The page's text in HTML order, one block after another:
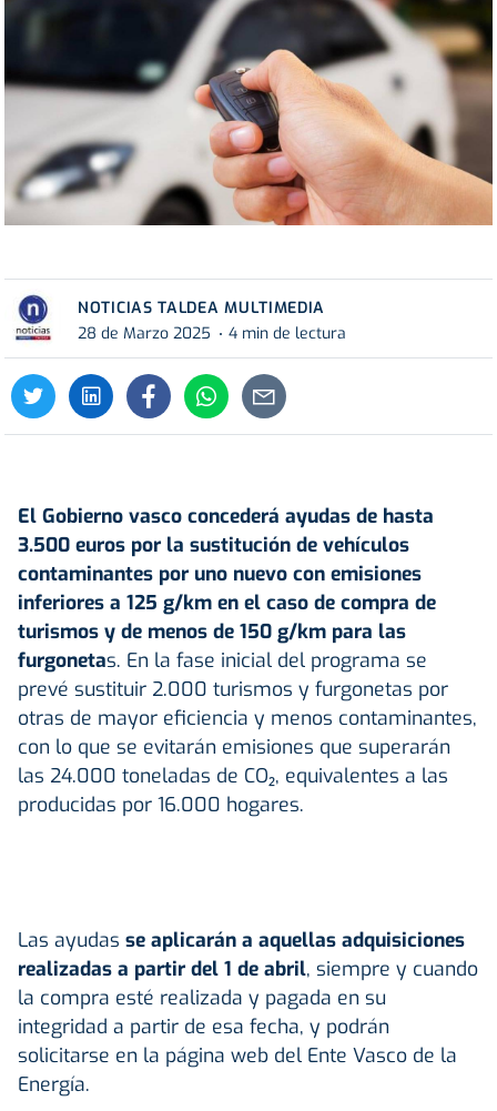
NOTICIAS TALDEA MULTIMEDIA
28 de Marzo 2025
4 min de lectura
El Gobierno vasco concederá ayudas de hasta
3.500 euros por la sustitución de vehículos
contaminantes por uno nuevo con emisiones
inferiores a 125 g/km en el caso de compra de
turismos y de menos de 150 g/km para las
furgonetas. En la fase inicial del programa se
prevé sustituir 2.000 turismos y furgonetas por
otras de mayor eficiencia y menos contaminantes,
con lo que se evitarán emisiones que superarán
las 24.000 toneladas de CO₂, equivalentes a las
producidas por 16.000 hogares.
Las ayudas se aplicarán a aquellas adquisiciones
realizadas a partir del 1 de abril, siempre y cuando
la compra esté realizada y pagada en su
integridad a partir de esa fecha, y podrán
solicitarse en la página web del Ente Vasco de la
Energía.